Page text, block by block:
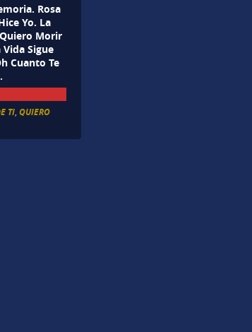
Rosa
Yo. La
Morir
Sigue
Cuanto Te
TI ,QUIERO